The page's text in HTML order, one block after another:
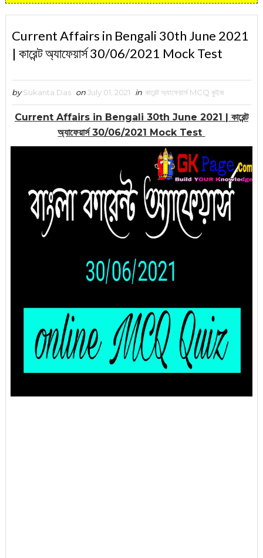
Current Affairs in Bengali 30th June 2021
| কারেন্ট অ্যাফেয়ার্স 30/06/2021 Mock Test
by Sukanta Das onJuly 01, 2021 in কারেন্ট অ্যাফেয়ার্স MCQ কুইজ
Current Affairs in Bengali 30th June 2021 | কারেন্ট
অ্যাফেয়ার্স 30/06/2021 Mock Test